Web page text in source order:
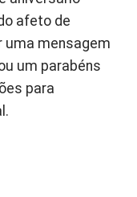
afeto de
uma mensagem
um parabéns
para